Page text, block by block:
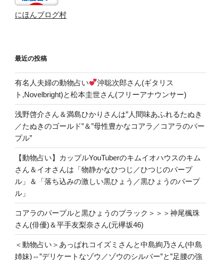
にほんブログ村
最近の投稿
有名人夫婦の動物占い
沖聡次郎さん(ギタリス
ト,Novelbright)と松本圭世さん(フリーアナウンサー)
浅野啓介さん＆満島ひかりさんは”人間味あふれるたぬき
／たぬきのゴールド”＆”母性豊かなコアラ／コアラのパー
プル”
【動物占い】カップルYouTuberのキムイオハウスのキム
さん＆イオさんは「物静かなひつじ／ひつじのパープ
ル」＆「落ち込みの激しい黒ひょう／黒ひょうのパープ
ル」
コアラのパープルと黒ひょうのブラック＞＞＞神尾楓珠
さん(俳優)＆平手友梨奈さん(元欅坂46)
＜動物占い＞あっぱれコイズミさんと中島絢乃さん(中島
姉妹)⇔”デリケートなゾウ／ゾウのシルバー”と”足腰の強